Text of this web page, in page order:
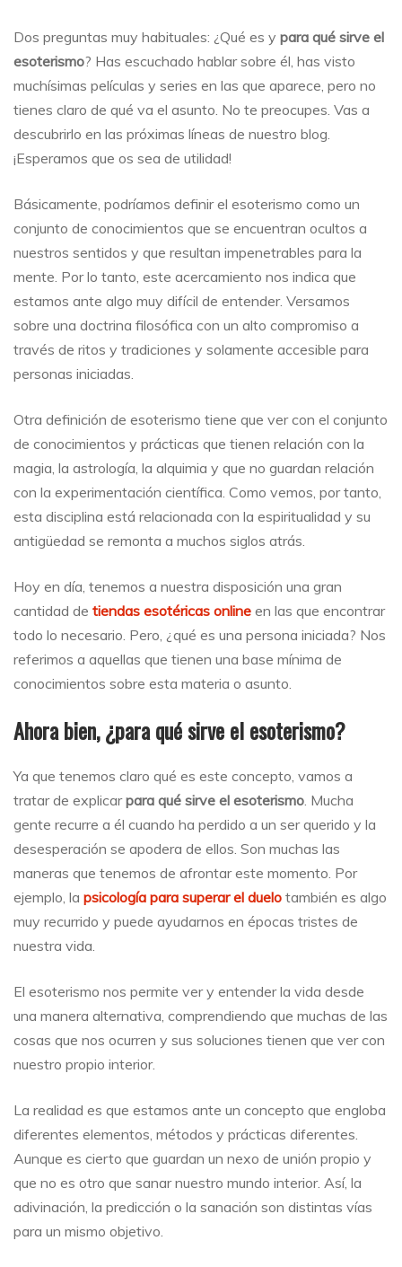
Dos preguntas muy habituales: ¿Qué es y para qué sirve el
esoterismo? Has escuchado hablar sobre él, has visto
muchísimas películas y series en las que aparece, pero no
tienes claro de qué va el asunto. No te preocupes. Vas a
descubrirlo en las próximas líneas de nuestro blog.
¡Esperamos que os sea de utilidad!
Básicamente, podríamos definir el esoterismo como un
conjunto de conocimientos que se encuentran ocultos a
nuestros sentidos y que resultan impenetrables para la
mente. Por lo tanto, este acercamiento nos indica que
estamos ante algo muy difícil de entender. Versamos
sobre una doctrina filosófica con un alto compromiso a
través de ritos y tradiciones y solamente accesible para
personas iniciadas.
Otra definición de esoterismo tiene que ver con el conjunto
de conocimientos y prácticas que tienen relación con la
magia, la astrología, la alquimia y que no guardan relación
con la experimentación científica. Como vemos, por tanto,
esta disciplina está relacionada con la espiritualidad y su
antigüedad se remonta a muchos siglos atrás.
Hoy en día, tenemos a nuestra disposición una gran
cantidad de tiendas esotéricas online en las que encontrar
todo lo necesario. Pero, ¿qué es una persona iniciada? Nos
referimos a aquellas que tienen una base mínima de
conocimientos sobre esta materia o asunto.
Ahora bien, ¿para qué sirve el esoterismo?
Ya que tenemos claro qué es este concepto, vamos a
tratar de explicarpara qué sirve el esoterismo. Mucha
gente recurre a él cuando ha perdido a un ser querido y la
desesperación se apodera de ellos. Son muchas las
maneras que tenemos de afrontar este momento. Por
ejemplo, la psicología para superar el duelo también es algo
muy recurrido y puede ayudarnos en épocas tristes de
nuestra vida.
El esoterismo nos permite ver y entender la vida desde
una manera alternativa, comprendiendo que muchas de las
cosas que nos ocurren y sus soluciones tienen que ver con
nuestro propio interior.
La realidad es que estamos ante un concepto que engloba
diferentes elementos, métodos y prácticas diferentes.
Aunque es cierto que guardan un nexo de unión propio y
que no es otro que sanar nuestro mundo interior. Así, la
adivinación, la predicción o la sanación son distintas vías
para un mismo objetivo.